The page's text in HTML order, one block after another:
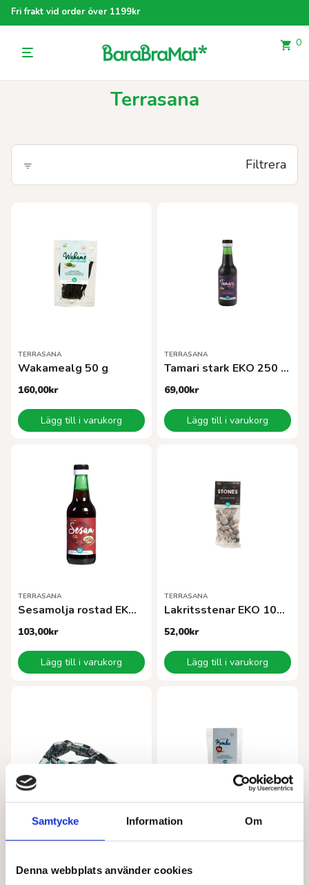
Samtycke Information Om
Denna webbplats använder cookies
Fri frakt vid order över 1199kr
0
Terrasana
Filtrera
TERRASANA
Wakamealg 50 g
160,00kr
Lägg till i varukorg
TERRASANA
Tamari stark EKO 250 ml
69,00kr
Lägg till i varukorg
TERRASANA
Sesamolja rostad EKO 250 ml
103,00kr
Lägg till i varukorg
TERRASANA
Lakritsstenar EKO 100 g
52,00kr
Lägg till i varukorg
TERRASANA
24,00kr 94,00kr